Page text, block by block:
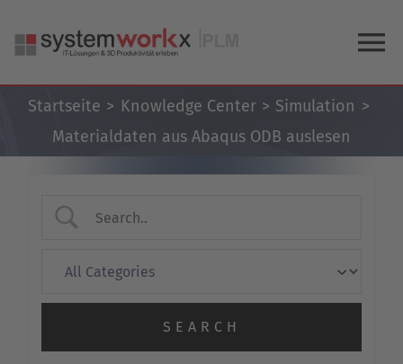
Inhalt
Home
Knowledge Center
KONTAKT
Startseite Knowledge Center
Simulation
Materialdaten aus Abaqus ODB auslesen